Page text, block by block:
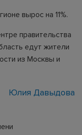
вырос на 11%.
правительства
едут жители
из Москвы и
Юлия Давыдова